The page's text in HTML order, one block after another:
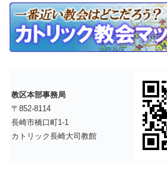
教区本部事務局
〒852-8114
長崎市橋口町1-1
カトリック長崎大司教館